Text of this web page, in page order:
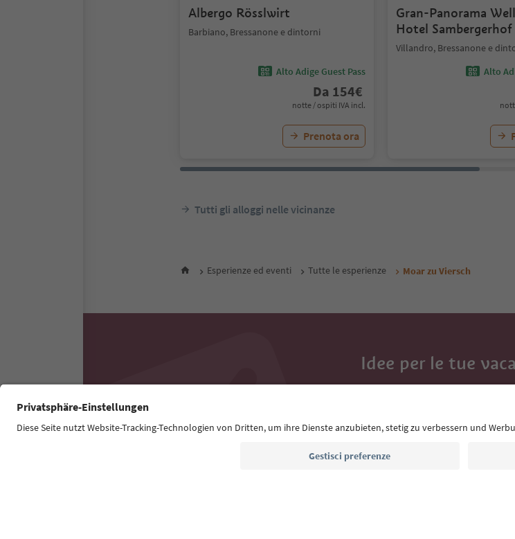
Albergo Rösslwirt
Barbiano, Bressanone e dintorni
Alto Adige Guest Pass
Da 154€
notte / ospiti IVA incl.
Prenota ora
Gran-Panorama
Hotel Sambergerhof
Villandro, Bressanone e
Alto
Tutti gli alloggi nelle vicinanze
Esperienze ed eventi Tutte le esperienze Moar zu Viersch
Idee per le tue
Indirizzo e-mail*